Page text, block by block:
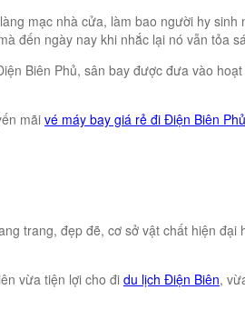
mạc nhà cửa, làm bao người hy
đến ngày nay khi nhắc lại nó vẫn tỏa
Biên Phủ, sân bay được đưa vào
mãi vé máy bay giá rẻ đi Điện Biên Phủ
trang, đẹp đẽ, cơ sở vật chất hiện
vừa tiện lợi cho đi du lịch Điện Biên,